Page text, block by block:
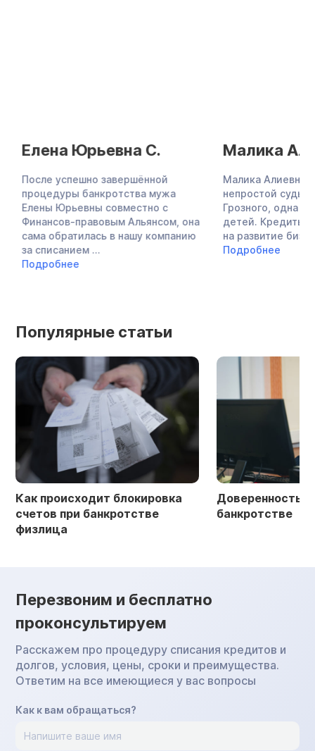
Елена Юрьевна С.
После успешно завершённой
процедуры банкротства мужа
Елены Юрьевны совместно с
Финансов-правовым Альянсом, она
сама обратилась в нашу компанию
за списанием ...
Подробнее
Малика
Малика Алиевна
непростой
Грозного, одна
детей. Кредиты в
на развитие
Подробнее
Популярные статьи
Как происходит блокировка
счетов при банкротстве
физлица
Доверенность
банкротстве
Перезвоним и бесплатно
проконсультируем
Расскажем про процедуру списания кредитов и
долгов, условия, цены, сроки и преимущества.
Ответим на все имеющиеся у вас вопросы
Как к вам обращаться?